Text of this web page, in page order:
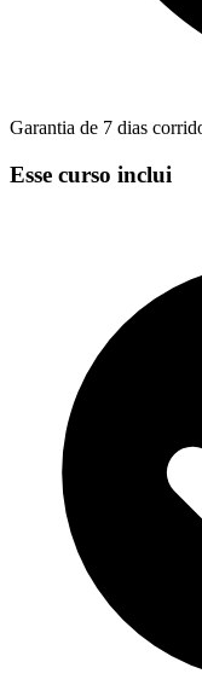
Garantia de 7 dias
Esse curso inclui